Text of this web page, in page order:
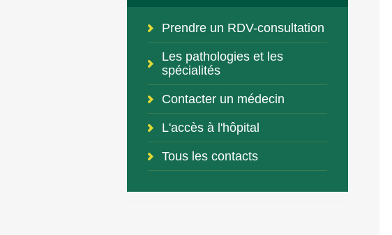
Prendre un RDV-consultation
Les pathologies et les
spécialités
Contacter un médecin
L'accès à l'hôpital
Tous les contacts